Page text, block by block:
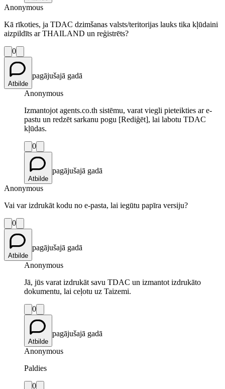
Anonymous
Kā rīkoties, ja TDAC dzimšanas valsts/teritorijas lauks tika kļūdaini
aizpildīts ar THAILAND un reģistrēts?
0
Atbilde
pagājušajā gadā
Anonymous
Izmantojot agents.co.th sistēmu, varat viegli pieteikties ar e-
pastu un redzēt sarkanu pogu [Rediģēt], lai labotu TDAC
kļūdas.
0
Atbilde
pagājušajā gadā
Anonymous
Vai var izdrukāt kodu no e-pasta, lai iegūtu papīra versiju?
0
Atbilde
pagājušajā gadā
Anonymous
Jā, jūs varat izdrukāt savu TDAC un izmantot izdrukāto
dokumentu, lai ceļotu uz Taizemi.
0
Atbilde
pagājušajā gadā
Anonymous
Paldies
0